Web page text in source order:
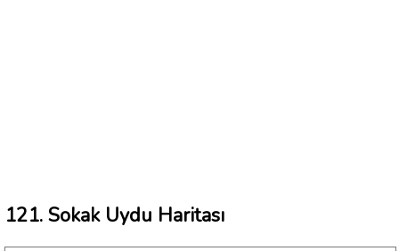
121. Sokak Uydu Haritası